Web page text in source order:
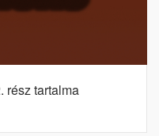
rész tartalma